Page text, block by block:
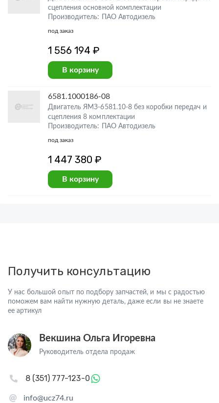
сцепления основной комплектации
Производитель: ПАО Автодизель
под заказ
1 556 194 ₽
В корзину
6581.1000186-08
Двигатель ЯМЗ-6581.10-8 без коробки передач и
сцепления 8 комплектации
Производитель: ПАО Автодизель
под заказ
1 447 380 ₽
В корзину
Получить консультацию
У нас большой опыт по подбору запчастей, и мы с радостью
поможем вам найти нужную деталь, даже если вы не знаете
ее артикул
Векшина Ольга Игоревна
Руководитель отдела продаж
info@ucz74.ru
8 (351) 777-123-0